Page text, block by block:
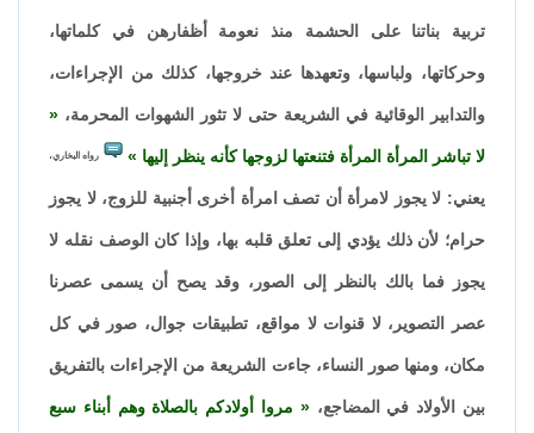
تربية بناتنا على الحشمة منذ نعومة أظفارهن في كلماتها،
وحركاتها، ولباسها، وتعهدها عند خروجها، كذلك من الإجراءات،
والتدابير الوقائية في الشريعة حتى لا تثور الشهوات المحرمة،
لا تباشر المرأة المرأة فتنعتها لزوجها كأنه ينظر إليها رواه البخاري،
يعني: لا يجوز لامرأة أن تصف امرأة أخرى أجنبية للزوج، لا يجوز
حرام؛ لأن ذلك يؤدي إلى تعلق قلبه بها، وإذا كان الوصف نقله لا
يجوز فما بالك بالنظر إلى الصور، وقد يصح أن يسمى عصرنا
عصر التصوير، لا قنوات لا مواقع، تطبيقات جوال، صور في كل
مكان، ومنها صور النساء، جاءت الشريعة من الإجراءات بالتفريق
بين الأولاد في المضاجع، مروا أولادكم بالصلاة وهم أبناء سبع